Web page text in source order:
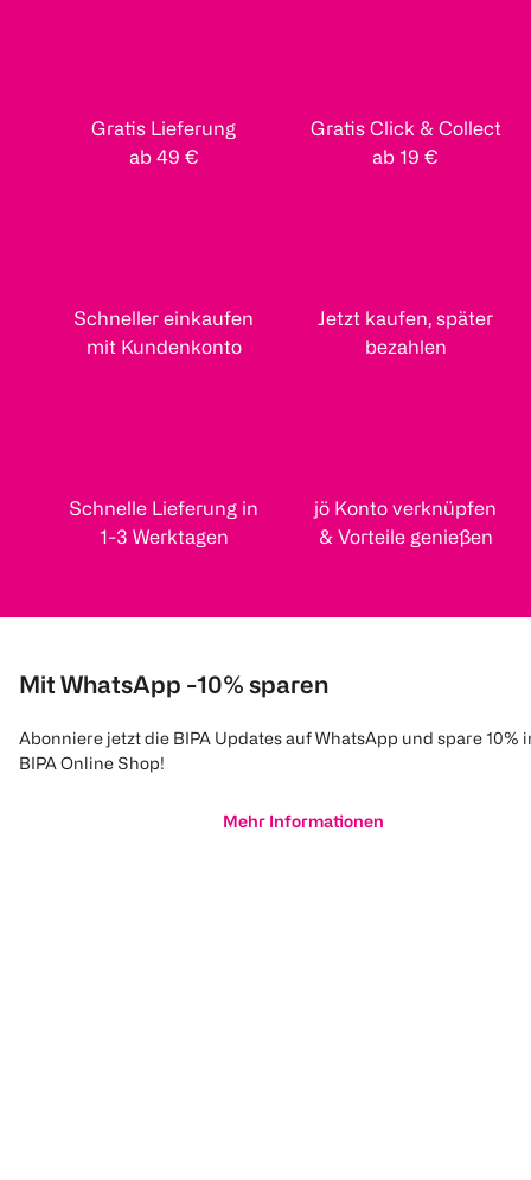
Gratis Lieferung
ab 49 €
Gratis Click & Collect
ab 19 €
Schneller einkaufen
mit Kundenkonto
Jetzt kaufen, später
bezahlen
Schnelle Lieferung in
1-3 Werktagen
jö Konto verknüpfen
& Vorteile genießen
Mit WhatsApp -10% sparen
Abonniere jetzt die BIPA Updates auf WhatsApp und spare 10%
BIPA Online Shop!
Mehr Informationen